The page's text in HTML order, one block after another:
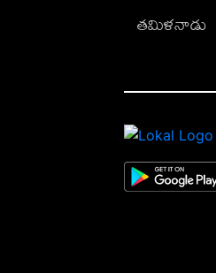
తమిళనాడు